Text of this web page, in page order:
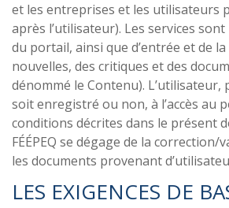
et les entreprises et les utilisateurs
après l’utilisateur). Les services
du portail, ainsi que d’entrée et de
nouvelles, des critiques et des
dénommé le Contenu). L’utilisateur,
soit enregistré ou non, à l’accès au
conditions décrites dans le présent
FÉÉPEQ se dégage de la correction/
les documents provenant
LES EXIGENCES DE